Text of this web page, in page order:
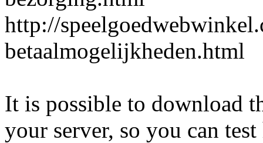
http://
betaalmogelijkheden.html
It is possible to download
your server, so you can